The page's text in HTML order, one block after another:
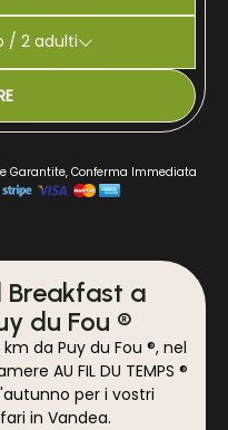
/ 2 adulti
Garantite, Conferma Immediata
Breakfast a
du Fou ®
da Puy du Fou ®, nel
AU FIL DU TEMPS ®
per i vostri
in Vandea.